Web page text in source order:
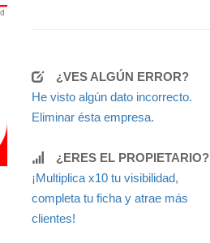
¿VES ALGÚN ERROR?
He visto algún dato incorrecto.
Eliminar ésta empresa.
¿ERES EL PROPIETARIO?
¡Multiplica x10 tu visibilidad,
completa tu ficha y atrae más
clientes!